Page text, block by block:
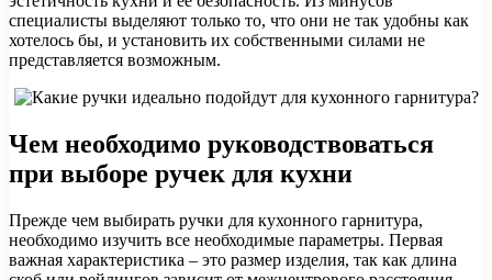
специалисты выделяют только то, что они не так удобны как
хотелось бы, и установить их собственными силами не
представляется возможным.
Чем необходимо руководствоваться
при выборе ручек для кухни
Прежде чем выбирать ручки для кухонного гарнитура,
необходимо изучить все необходимые параметры. Первая
важная характеристика – это размер изделия, так как длина